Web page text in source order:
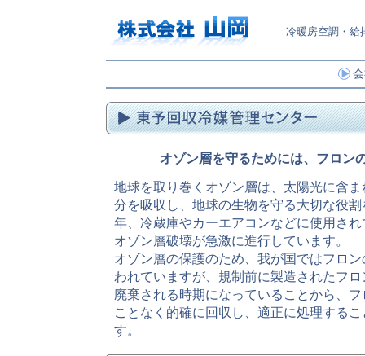
冷暖房空調・給
オゾン層を守るためには、フロン
地球を取り巻くオゾン層は、太陽光に含
分を吸収し、地球の生物を守る大切な役
年、冷蔵庫やカーエアコンなどに使用さ
オゾン層破壊が急激に進行しています。
オゾン層の保護のため、我が国ではフロ
われていますが、規制前に製造されたフ
廃棄される時期になっていることから、
ことなく的確に回収し、適正に処理する
す。